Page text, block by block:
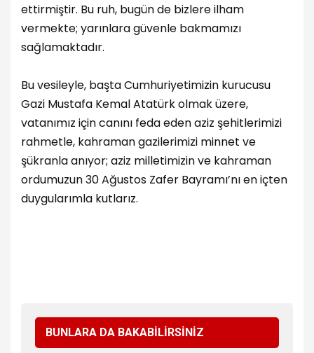
ettirmiştir. Bu ruh, bugün de bizlere ilham
vermekte; yarınlara güvenle bakmamızı
sağlamaktadır.
Bu vesileyle, başta Cumhuriyetimizin kurucusu
Gazi Mustafa Kemal Atatürk olmak üzere,
vatanımız için canını feda eden aziz şehitlerimizi
rahmetle, kahraman gazilerimizi minnet ve
şükranla anıyor; aziz milletimizin ve kahraman
ordumuzun 30 Ağustos Zafer Bayramı’nı en içten
duygularımla kutlarız.
BUNLARA DA BAKABİLİRSİNİZ